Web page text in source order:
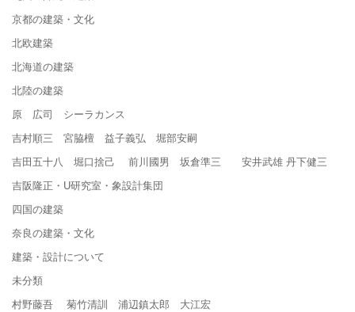
京都の建築・文化
北欧建築
北海道の建築
北陸の建築
原 広司 シーラカンス
吉村順三 宮脇檀 益子義弘 堀部安嗣
吉田五十八 堀口捨己 前川國男 坂倉準三 安井武雄 丹下健三
吉阪隆正・U研究室・象設計集団
四国の建築
奈良の建築・文化
建築・設計について
未分類
村野藤吾 菊竹清訓 浦辺鎮太郎 大江宏